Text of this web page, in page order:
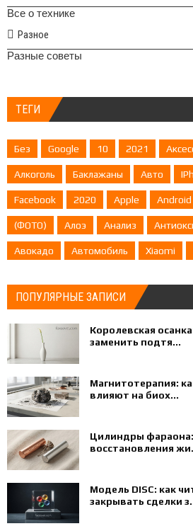
Все о технике
Разное
Разные советы
ТЕГИ
Без Google 10 2021
Алкоголь Баклажаны Авто
Facebook 2020 Apple Android
(ФОТО) Алоэ Анализ
Авокадо Автомобиль Xiaomi
ПОПУЛЯРНЫЕ ЗАПИСИ
Королевская
заменить подтя...
Магнитотерапия:
влияют на биох...
Цилиндры
восстановления
Модель DISC: как
закрывать сделки